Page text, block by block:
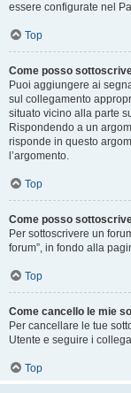
essere configurate nel
Top
Come posso
Puoi aggiungere ai
sul collegamento
situato vicino alla parte
Rispondendo a un
risponde in questo
l’argomento.
Top
Come posso
Per sottoscrivere un
forum”, in fondo alla
Top
Come cancello le mie
Per cancellare le tue
Utente e seguire i
Top